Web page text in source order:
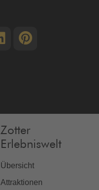
Zotter
Erlebniswelt
Übersicht
Attraktionen